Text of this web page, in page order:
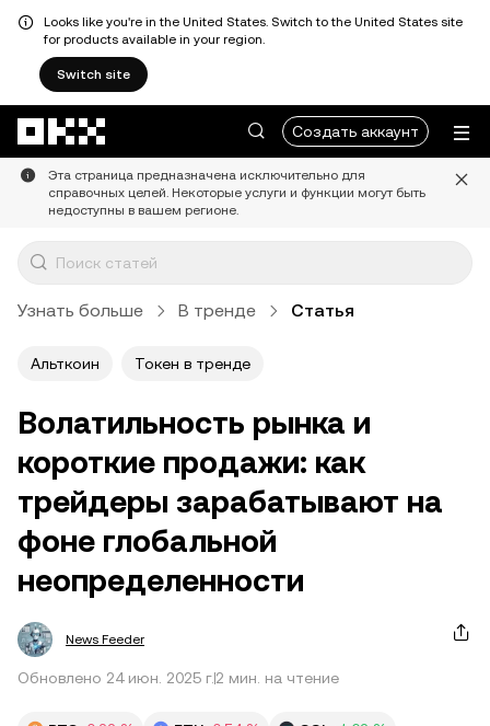
Looks like you're in the United States. Switch to the United States site
for products available in your region.
Switch site
Создать аккаунт
Эта страница предназначена исключительно для
справочных целей. Некоторые услуги и функции могут быть
недоступны в вашем регионе.
Узнать больше В тренде Статья
Альткоин Токен в тренде
Волатильность рынка и
короткие продажи: как
трейдеры зарабатывают на
фоне глобальной
неопределенности
News Feeder
Обновлено 24 июн. 2025 г. 2 мин. на чтение